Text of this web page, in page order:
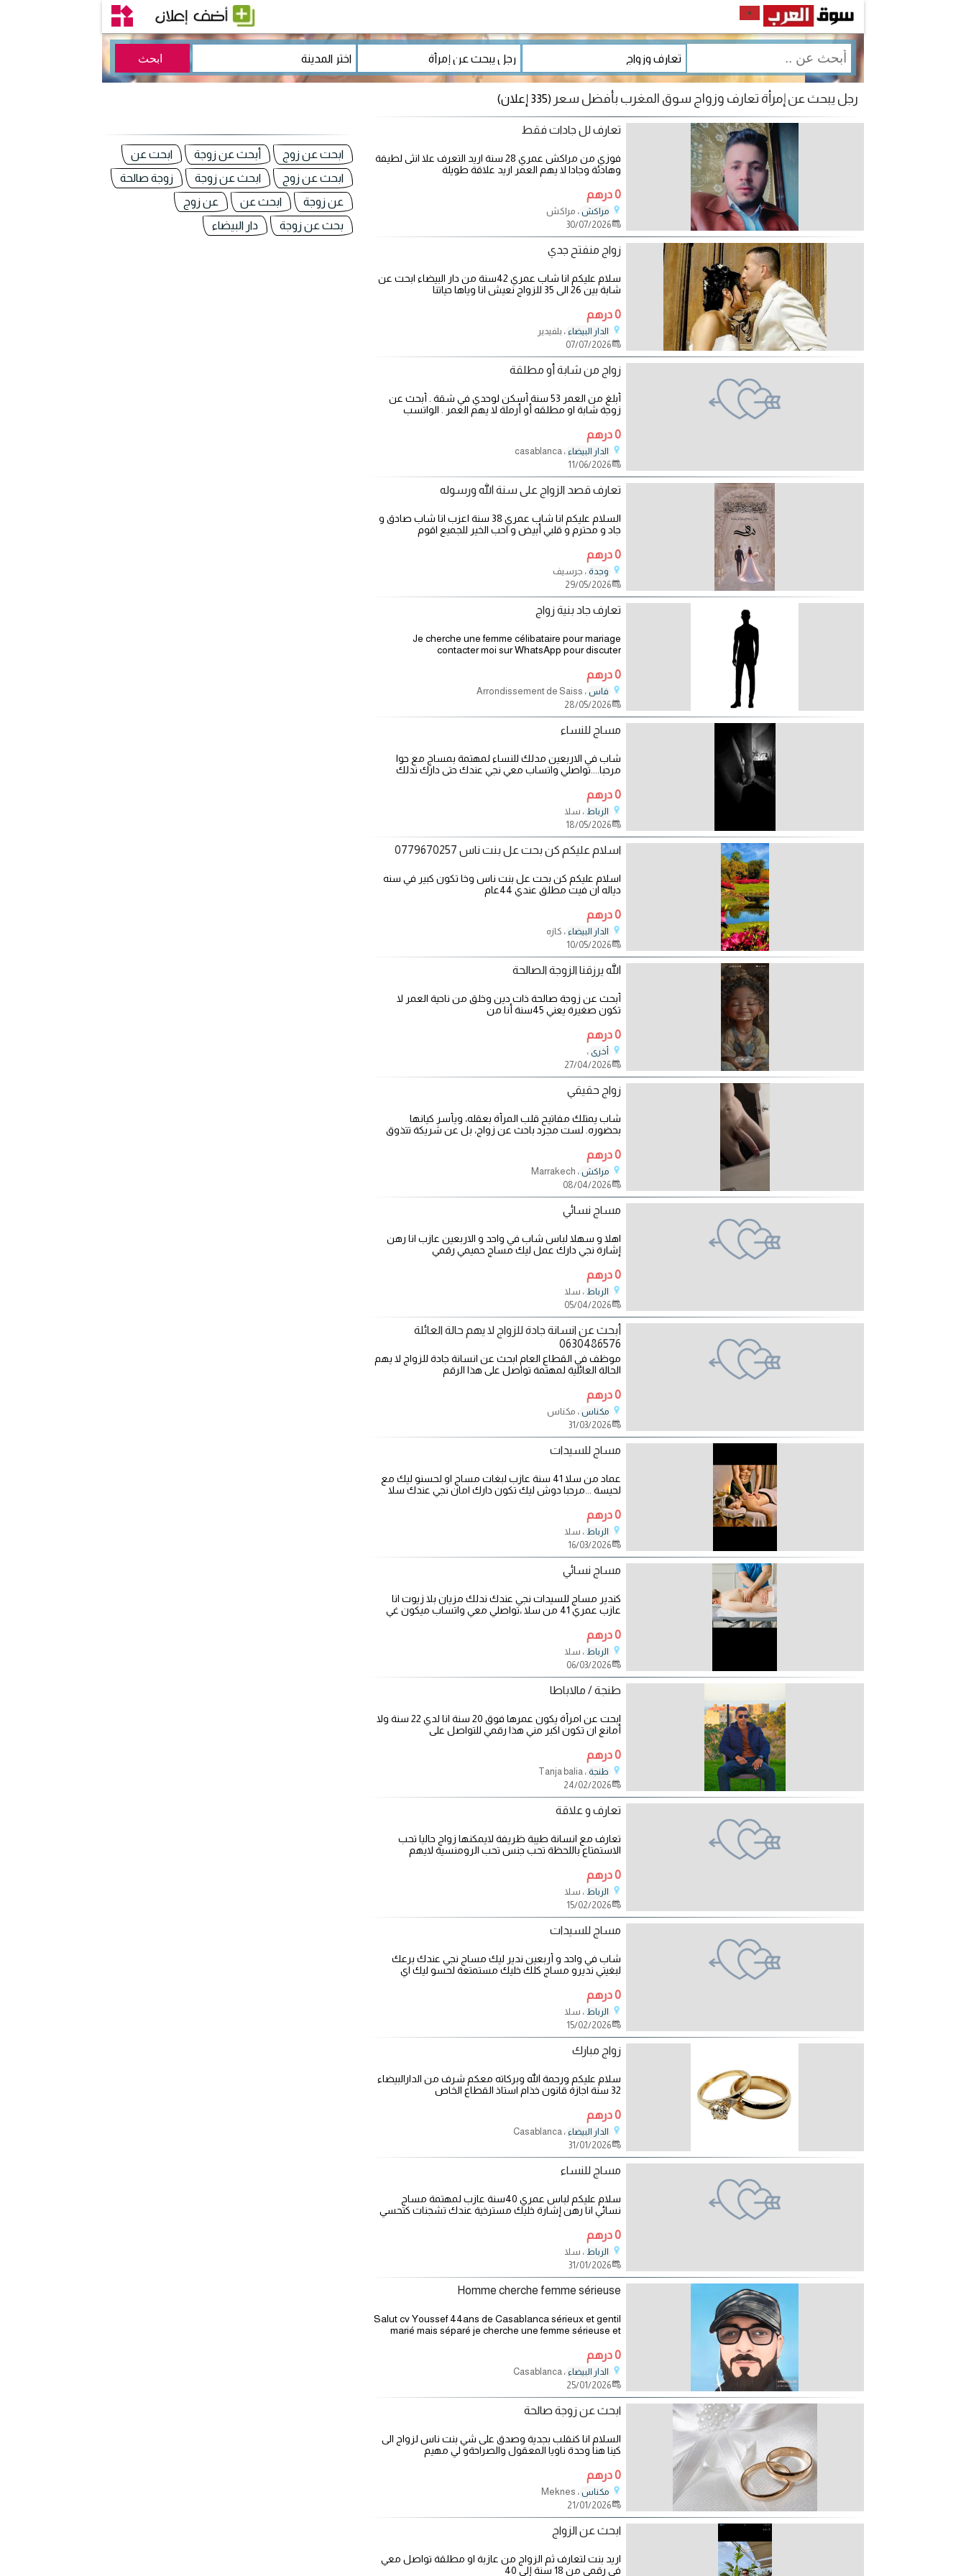
رجل يبحث عن إمرأة تعارف وزواج سوق المغرب بأفضل سعر (335 إعلان)
تعارف لل جادات فقط
فوزي من مراكش عمري 28 سنة اريد التعرف علا انثى لطيفة
وهادئة وجادا لا يهم العمر اريد علاقة طويلة
0 درهم
مراكش ، مراكش
30/07/2026
زواج منفتح جدي
سلام عليكم انا شاب عمري 42سنة من دار البيضاء ابحت عن
شابة بين 26 الى 35 للزواج نعيش انا وياها حياتنا
0 درهم
الدار البيضاء ، بلفيدير
07/07/2026
زواج من شابة أو مطلقة
أبلغ من العمر 53 سنة أسكن لوحدي في شقة . أبحث عن
زوجة شابة او مطلقه أو أرملة لا يهم العمر . الواتسب
0 درهم
الدار البيضاء ، casablanca
11/06/2026
تعارف قصد الزواج على سنة الله ورسوله
السلام عليكم انا شاب عمري 38 سنة اعزب انا شاب صادق و
جاد و محترم و قلبي أبيض و احب الخير للجميع اقوم
0 درهم
وجدة ، جرسيف
29/05/2026
تعارف جاد بنية زواج
Je cherche une femme célibataire pour mariage
contacter moi sur WhatsApp pour discuter
0 درهم
فاس ، Arrondissement de Saiss
28/05/2026
مساج للنساء
شاب في الاربعين مدلك للنساء لمهتمة بمساج مع حوا
مرحبا....تواصلي واتساب معي نجي عندك حتى دارك ندلك
0 درهم
الرباط ، سلا
18/05/2026
اسلام عليكم كن بحت عل بنت ناس 0779670257
اسلام عليكم كن بحت عل بنت ناس وخا تكون كبير في سنه
دياله ان فيت مطلق عندي 44عام
0 درهم
الدار البيضاء ، كازه
10/05/2026
الله يرزقنا الزوجة الصالحة
أبحث عن زوجة صالحة ذات دين وخلق من ناحية العمر لا
تكون صغيرة يعني 45سنة أنا من
0 درهم
أخرى ،
27/04/2026
زواج حقيقي
شاب يمتلك مفاتيح قلب المرأة بعقله، ويأسر كيانها
بحضوره. لست مجرد باحث عن زواج، بل عن شريكة تتذوق
0 درهم
مراكش ، Marrakech
08/04/2026
مساج نسائي
اهلا و سهلا لباس شاب في واحد و الاربعين عازب انا رهن
إشارة نجي دارك عمل ليك مساج حميمي رقمي
0 درهم
الرباط ، سلا
05/04/2026
أبحث عن انسانة جادة للزواج لا يهم حالة العائلة
0630486576
موظف في القطاع العام ابحث عن انسانة جادة للزواج لا يهم
الحالة العائلية لمهتمة تواصل على هذا الرقم
0 درهم
مكناس ، مكناس
31/03/2026
مساج للسيدات
عماد من سلا 41 سنة عازب لبغات مساج او لحسنو ليك مع
لحيسة ...مرحبا دوش ليك تكون دارك امان نجي عندك سلا
0 درهم
الرباط ، سلا
16/03/2026
مساج نسائي
كندير مساج للسيدات نجي عندك ندلك مزيان بلا زيوت انا
عازب عمري 41 من سلا ،تواصلي معي واتساب ميكون غي
0 درهم
الرباط ، سلا
06/03/2026
طنجة / مالاباطا
ابحت عن امرأة يكون عمرها فوق 20 سنة انا لدي 22 سنة ولا
أمانع ان تكون اكبر مني هذا رقمي للتواصل على
0 درهم
طنجة ، Tanja balia
24/02/2026
تعارف و علاقة
تعارف مع انسانة طيبة ظريفة لايمكنها زواج حاليا تحب
الاستمتاع باللحظة تحب جنس تحب الرومنسية لايهم
0 درهم
الرباط ، سلا
15/02/2026
مساج للسيدات
شاب في واحد و أربعين ندير ليك مساج نجي عندك برعك
لبغيتي نديرو مساج كلك خليك مستمتعة لحسو ليك اي
0 درهم
الرباط ، سلا
15/02/2026
زواج مبارك
سلام عليكم ورحمة الله وبركاته معكم شرف من الدارالبيضاء
32 سنة اجازة قانون خذام استاذ القطاع الخاص
0 درهم
الدار البيضاء ، Casablanca
31/01/2026
مساج للنساء
سلام عليكم لباس عمري 40سنة عازب لمهتمة مساج
نسائي انا رهن إشارة خليك مسترخية عندك تشجنات كتحسي
0 درهم
الرباط ، سلا
31/01/2026
Homme cherche femme sérieuse
Salut cv Youssef 44ans de Casablanca sérieux et gentil
marié mais séparé je cherche une femme sérieuse et
0 درهم
الدار البيضاء ، Casablanca
25/01/2026
ابحث عن زوجة صالحة
السلام انا كنقلب بجدية وصدق على شي بنت ناس لزواج الى
كينا هنا وحدة ناويا المعقول والصراحةو لي مهيم
0 درهم
مكناس ، Meknes
21/01/2026
ابحث عن الزواج
اريد بنت لتعارف ثم الزواج من عازبة او مطلقة تواصل معي
في رقمي من 18 سنة إلى 40
ابحت عن زوج أبحث عن زوجة
ابحت عن
ابحث عن زوج
ابحث عن زوجة
زوجة صالحة
عن زوجة
ابحث عن
عن زوج
بحث عن زوجة
دار البيضاء